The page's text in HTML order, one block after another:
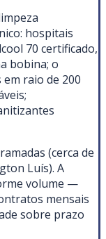
hospitais
70 certificado,
bobina; o
raio de 200
(cerca de
Luís). A
volume —
mensais
sobre prazo